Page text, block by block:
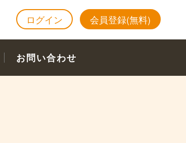
ログイン 会員登録(無料)
お問い合わせ